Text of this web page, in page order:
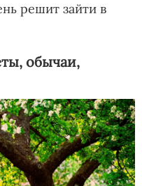
решит зайти в
обычаи,